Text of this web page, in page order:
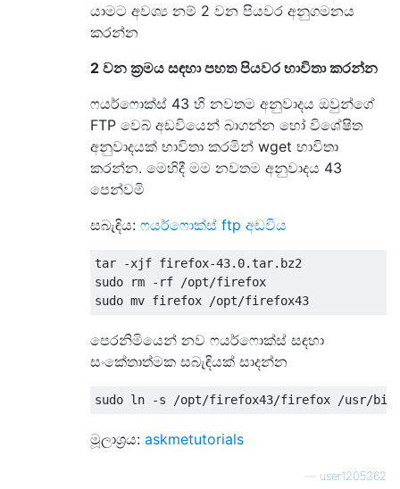
යාමට අවශ්‍ය නම් 2 වන පියවර අනුගමනය
කරන්න
2 වන ක්‍රමය සඳහා පහත පියවර භාවිතා කරන්න
ෆයර්ෆොක්ස් 43 හි නවතම අනුවාදය ඔවුන්ගේ
FTP වෙබ් අඩවියෙන් බාගන්න හෝ විශේෂිත
අනුවාදයක් භාවිතා කරමින් wget භාවිතා
කරන්න. මෙහිදී මම නවතම අනුවාදය 43
පෙන්වමි
සබැඳිය: ෆයර්ෆොක්ස් ftp අඩවිය
tar -xjf firefox-43.0.tar.bz2
sudo rm -rf /opt/firefox
පෙරනිමියෙන් නව ෆයර්ෆොක්ස් සඳහා
සංකේතාත්මක සබැඳියක් සාදන්න
මූලාශ්‍රය: askmetutorials
user1205362